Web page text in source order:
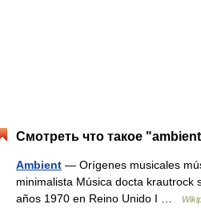
Смотреть что такое
Ambient — Orígenes musicales
minimalista Música docta krautrock
años 1970 en Reino Unido I …